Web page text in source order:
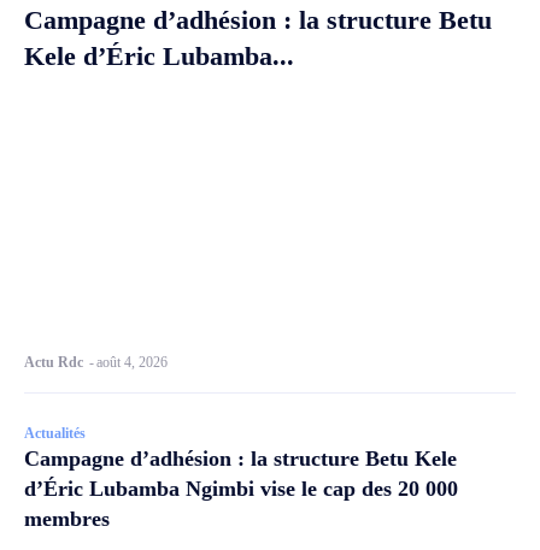
Campagne d’adhésion : la structure Betu
Kele d’Éric Lubamba...
Actu Rdc -août 4, 2026
Actualités
Campagne d’adhésion : la structure Betu Kele
d’Éric Lubamba Ngimbi vise le cap des 20 000
membres